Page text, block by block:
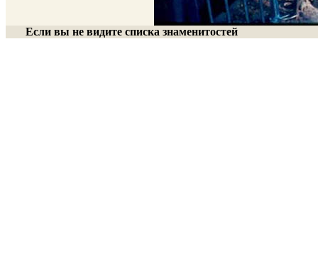
Если вы не видите списка знаменитостей